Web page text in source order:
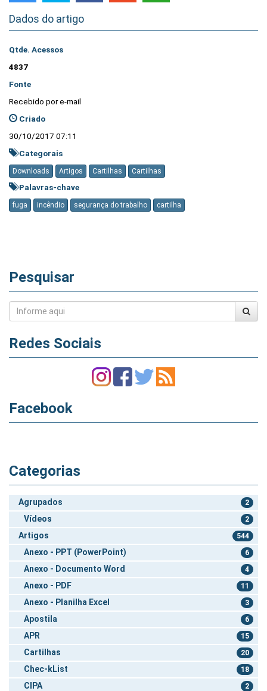
Dados do artigo
Qtde. Acessos
4837
Fonte
Recebido por e-mail
Criado
30/10/2017 07:11
Categorais
Downloads Artigos Cartilhas Cartilhas
Palavras-chave
fuga incêndio segurança do trabalho cartilha
Pesquisar
Redes Sociais
Facebook
Categorias
Agrupados 2
Vídeos 2
Artigos 544
Anexo - PPT (PowerPoint) 6
Anexo - Documento Word 4
Anexo - PDF 11
Anexo - Planilha Excel 3
Apostila 6
APR 15
Cartilhas 20
Chec-kList 18
CIPA 2